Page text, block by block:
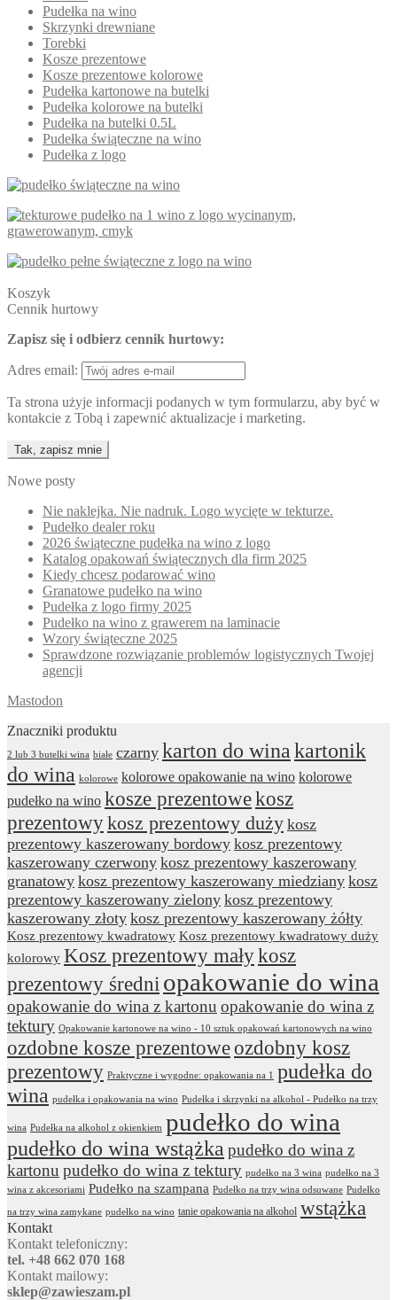
Pudełka na wino
Skrzynki drewniane
Torebki
Kosze prezentowe
Kosze prezentowe kolorowe
Pudełka kartonowe na butelki
Pudełka kolorowe na butelki
Pudełka na butelki 0.5L
Pudełka świąteczne na wino
Pudełka z logo
Koszyk
Cennik hurtowy
Zapisz się i odbierz cennik hurtowy:
Adres email:
Ta strona użyje informacji podanych w tym formularzu, aby być w
kontakcie z Tobą i zapewnić aktualizacje i marketing.
Nowe posty
Nie naklejka. Nie nadruk. Logo wycięte w tekturze.
Pudełko dealer roku
2026 świąteczne pudełka na wino z logo
Katalog opakowań świątecznych dla firm 2025
Kiedy chcesz podarować wino
Granatowe pudełko na wino
Pudełka z logo firmy 2025
Pudełko na wino z grawerem na laminacie
Wzory świąteczne 2025
Sprawdzone rozwiązanie problemów logistycznych Twojej
agencji
Mastodon
Znaczniki produktu
2 lub 3 butelki wina białe czarny karton do wina kartonik
do wina kolorowe kolorowe opakowanie na wino kolorowe
pudełko na wino kosze prezentowekosz
prezentowykosz prezentowy duży kosz
prezentowy kaszerowany bordowy kosz prezentowy
kaszerowany czerwony kosz prezentowy kaszerowany
granatowy kosz prezentowy kaszerowany miedziany kosz
prezentowy kaszerowany zielony kosz prezentowy
kaszerowany złoty kosz prezentowy kaszerowany żółty
Kosz prezentowy kwadratowy Kosz prezentowy kwadratowy duży
kolorowy Kosz prezentowy małykosz
prezentowy średni opakowanie do wina
opakowanie do wina z kartonu opakowanie do wina z
tektury Opakowanie kartonowe na wino - 10 sztuk opakowań kartonowych na wino
ozdobne kosze prezentoweozdobny kosz
prezentowy Praktyczne i wygodne: opakowania na 1
pudełka do
wina pudełka i opakowania na wino Pudełka i skrzynki na alkohol - Pudełko na trzy
wina Pudełka na alkohol z okienkiem pudełko do wina
pudełko do wina wstążka pudełko do wina z
kartonu pudełko do wina z tektury pudełko na 3 wina pudełko na 3
wina z akcesoriami Pudełko na szampana Pudełko na trzy wina odsuwane Pudełko
na trzy wina zamykane pudełko na wino tanie opakowania na alkohol wstążka
Kontakt
Kontakt telefoniczny:
tel. +48 662 070 168
Kontakt mailowy:
sklep@zawieszam.pl